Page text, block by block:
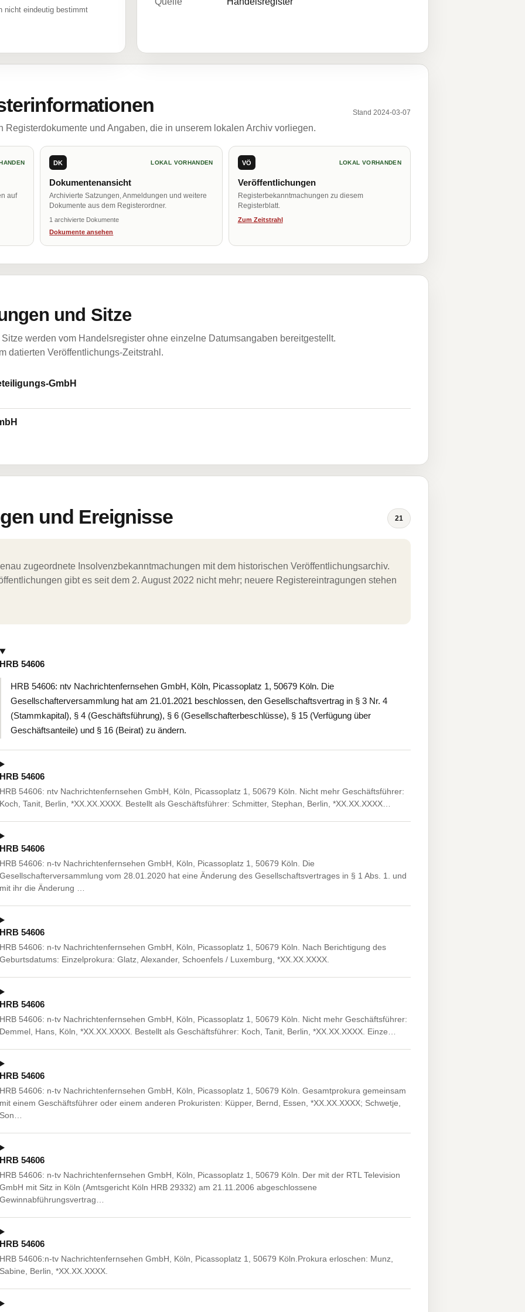
nicht eindeutig bestimmt
Stand 2024-03-07
und Angaben, die in unserem lokalen Archiv vorliegen.
auf
DK LOKAL VORHANDEN
Dokumentenansicht
Archivierte Satzungen, Anmeldungen und weitere
Dokumente aus dem Registerordner.
1 archivierte Dokumente
Dokumente ansehen
VÖ LOKAL VORHANDEN
Veröffentlichungen
Registerbekanntmachungen zu diesem
Registerblatt.
Zum Zeitstrahl
und Sitze
werden vom Handelsregister ohne einzelne Datumsangaben bereitgestellt.
datierten Veröffentlichungs-Zeitstrahl.
GmbH
und Ereignisse 21
zugeordnete Insolvenzbekanntmachungen mit dem historischen Veröffentlichungsarchiv.
gibt es seit dem 2. August 2022 nicht mehr; neuere Registereintragungen stehen
HRB 54606
HRB 54606: ntv Nachrichtenfernsehen GmbH, Köln, Picassoplatz 1, 50679 Köln. Die
Gesellschafterversammlung hat am 21.01.2021 beschlossen, den Gesellschaftsvertrag in § 3 Nr. 4
(Stammkapital), § 4 (Geschäftsführung), § 6 (Gesellschafterbeschlüsse), § 15 (Verfügung über
Geschäftsanteile) und § 16 (Beirat) zu ändern.
HRB 54606
HRB 54606: ntv Nachrichtenfernsehen GmbH, Köln, Picassoplatz 1, 50679 Köln. Nicht mehr Geschäftsführer:
Koch, Tanit, Berlin, *XX.XX.XXXX. Bestellt als Geschäftsführer: Schmitter, Stephan, Berlin, *XX.XX.XXXX…
HRB 54606
HRB 54606: n-tv Nachrichtenfernsehen GmbH, Köln, Picassoplatz 1, 50679 Köln. Die
Gesellschafterversammlung vom 28.01.2020 hat eine Änderung des Gesellschaftsvertrages in § 1 Abs. 1. und
mit ihr die Änderung …
HRB 54606
HRB 54606: n-tv Nachrichtenfernsehen GmbH, Köln, Picassoplatz 1, 50679 Köln. Nach Berichtigung des
Geburtsdatums: Einzelprokura: Glatz, Alexander, Schoenfels / Luxemburg, *XX.XX.XXXX.
HRB 54606
HRB 54606: n-tv Nachrichtenfernsehen GmbH, Köln, Picassoplatz 1, 50679 Köln. Nicht mehr Geschäftsführer:
Demmel, Hans, Köln, *XX.XX.XXXX. Bestellt als Geschäftsführer: Koch, Tanit, Berlin, *XX.XX.XXXX. Einze…
HRB 54606
HRB 54606: n-tv Nachrichtenfernsehen GmbH, Köln, Picassoplatz 1, 50679 Köln. Gesamtprokura gemeinsam
mit einem Geschäftsführer oder einem anderen Prokuristen: Küpper, Bernd, Essen, *XX.XX.XXXX; Schwetje,
Son…
HRB 54606
HRB 54606: n-tv Nachrichtenfernsehen GmbH, Köln, Picassoplatz 1, 50679 Köln. Der mit der RTL Television
GmbH mit Sitz in Köln (Amtsgericht Köln HRB 29332) am 21.11.2006 abgeschlossene
Gewinnabführungsvertrag…
HRB 54606
HRB 54606:n-tv Nachrichtenfernsehen GmbH, Köln, Picassoplatz 1, 50679 Köln.Prokura erloschen: Munz,
Sabine, Berlin, *XX.XX.XXXX.